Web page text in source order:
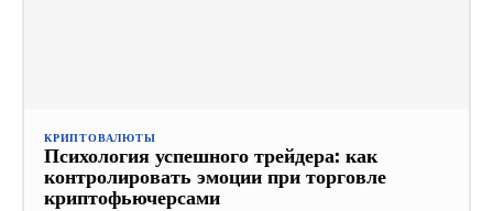
КРИПТОВАЛЮТЫ
Психология успешного трейдера: как
контролировать эмоции при торговле
криптофьючерсами